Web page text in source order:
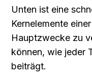
Unten ist eine
Kernelemente
Hauptzwecke zu
können, wie jeder
beiträgt.